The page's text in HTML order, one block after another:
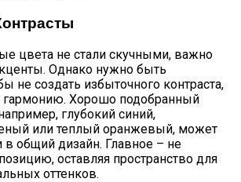
цвета не стали скучными, важно
Однако нужно быть
не создать избыточного контраста,
гармонию. Хорошо подобранный
глубокий синий,
или теплый оранжевый, может
в общий дизайн. Главное – не
оставляя пространство для
оттенков.